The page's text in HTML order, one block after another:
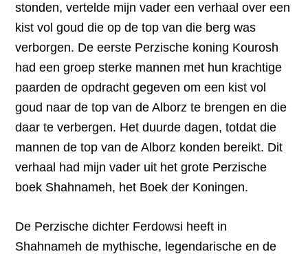
stonden, vertelde mijn vader een verhaal over een
kist vol goud die op de top van die berg was
verborgen. De eerste Perzische koning Kourosh
had een groep sterke mannen met hun krachtige
paarden de opdracht gegeven om een kist vol
goud naar de top van de Alborz te brengen en die
daar te verbergen. Het duurde dagen, totdat die
mannen de top van de Alborz konden bereikt. Dit
verhaal had mijn vader uit het grote Perzische
boek Shahnameh, het Boek der Koningen.
De Perzische dichter Ferdowsi heeft in
Shahnameh de mythische, legendarische en de